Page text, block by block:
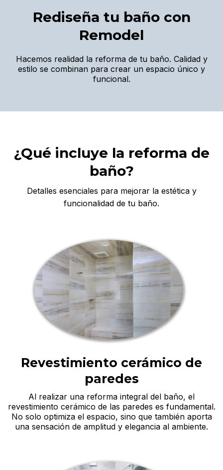
Rediseña tu baño con
Remodel
Hacemos realidad la reforma de tu baño. Calidad y
estilo se combinan para crear un espacio único y
funcional.
¿Qué incluye la reforma de
baño?
Detalles esenciales para mejorar la estética y
funcionalidad de tu baño.
Revestimiento cerámico de
paredes
Al realizar una reforma integral del baño, el
revestimiento cerámico de las paredes es fundamental.
No solo optimiza el espacio, sino que también aporta
una sensación de amplitud y elegancia al ambiente.